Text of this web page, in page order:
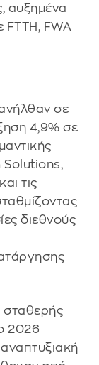
αυξημένα
FTTH, FWA
σε
4,9% σε
Solutions,
τις
διεθνούς
σταθερής
2026